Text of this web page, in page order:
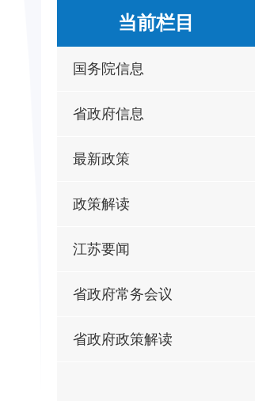
当前栏目
国务院信息
省政府信息
最新政策
政策解读
江苏要闻
省政府常务会议
省政府政策解读